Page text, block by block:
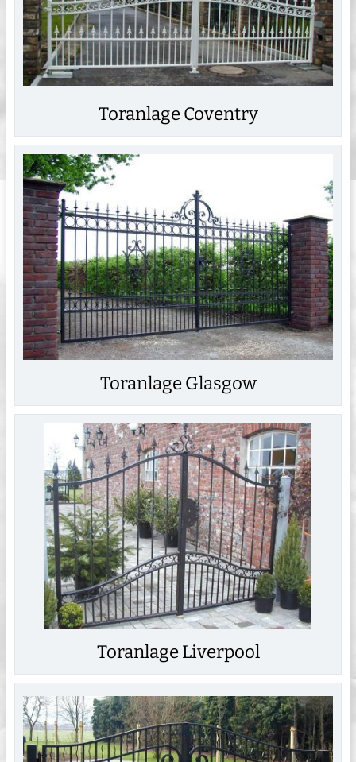
Toranlage Coventry
Toranlage Glasgow
Toranlage Liverpool